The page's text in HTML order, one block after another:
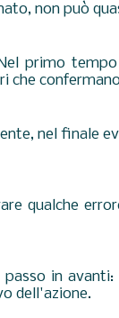
non può
primo tempo
che
nel finale
qualche
passo in
dell'azione.